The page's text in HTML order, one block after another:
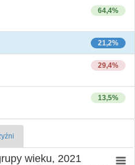
64,4%
21,2%
29,4%
13,5%
wieku, 2021